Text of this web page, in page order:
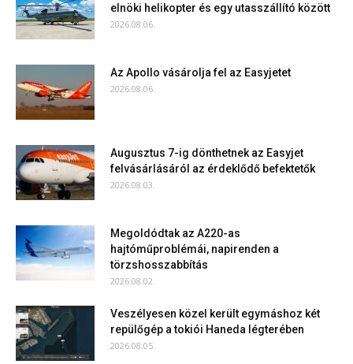
elnöki helikopter és egy utasszállító között
2026.08.06.
Az Apollo vásárolja fel az Easyjetet
2026.08.06.
Augusztus 7-ig dönthetnek az Easyjet
felvásárlásáról az érdeklődő befektetők
2026.08.03.
Megoldódtak az A220-as
hajtóműproblémái, napirenden a
törzshosszabbítás
2026.08.02.
Veszélyesen közel került egymáshoz két
repülőgép a tokiói Haneda légterében
2026.08.05.